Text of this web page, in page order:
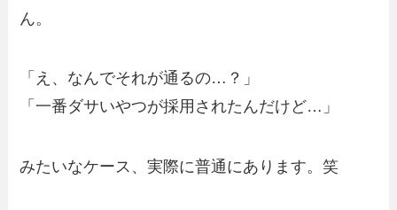
ん。
「え、なんでそれが通るの…？」
「一番ダサいやつが採用されたんだけど…」
みたいなケース、実際に普通にあります。笑